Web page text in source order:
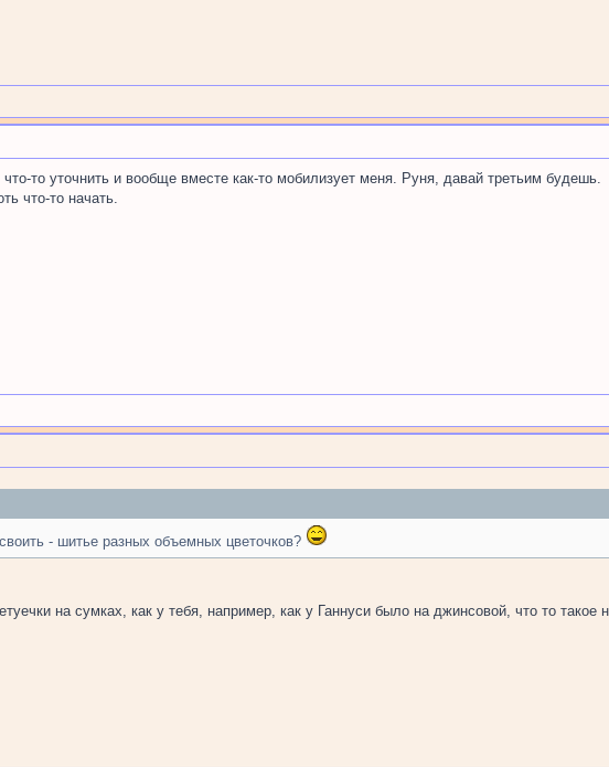
что-то уточнить и вообще вместе как-то мобилизует меня. Руня, давай третьим будешь.
что-то начать.
- шитье разных объемных цветочков?
на сумках, как у тебя, например, как у Ганнуси было на джинсовой, что то